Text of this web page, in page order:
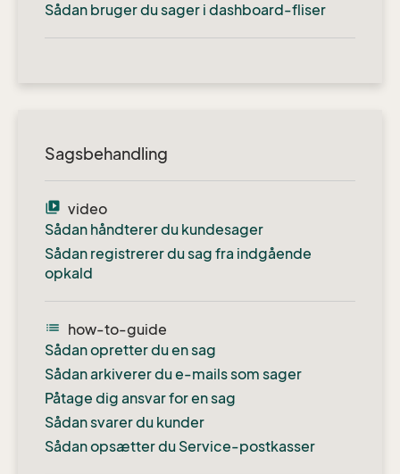
Sådan bruger du sager i dashboard-fliser
Sagsbehandling
video_library video
Sådan håndterer du kundesager
Sådan registrerer du sag fra indgående
opkald
list
how-to-guide
Sådan opretter du en sag
Sådan arkiverer du e-mails som sager
Påtage dig ansvar for en sag
Sådan svarer du kunder
Sådan opsætter du Service-postkasser